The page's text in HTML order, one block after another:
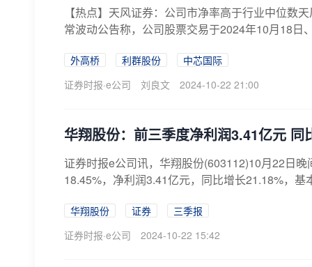
【热点】天风证券：公司市净率高于行业中位数
常波动公告称，公司股票交易于2024年10月18日
外高桥 利群股份
中芯国际
证券时报·e公司
刘良文 2024-10-22 21:00
华翔股份：前三季度净利润3.41亿元 同
证券时报e公司讯，华翔股份(603112)10月22日
18.45%，净利润3.41亿元，同比增长21.18%，基
华翔股份 证券
三季报
证券时报·e公司
2024-10-22 15:42